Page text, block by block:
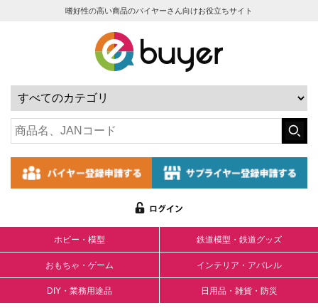
嗜好性の高い商品のバイヤーさん向けお役立ちサイト
ホビー・模型 鉄道模型・鉄道グッズ
おもちゃ・ゲーム インテリア・アパレル
DIY・業務用途品 日用品・雑貨・防災